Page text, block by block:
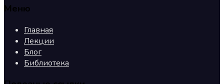
Меню
Главная
Лекции
Блог
Библиотека